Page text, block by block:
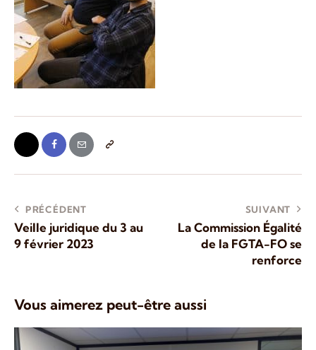
PRÉCÉDENT
Veille juridique du 3 au
9 février 2023
SUIVANT
La Commission Égalité
de la FGTA-FO se
renforce
Vous aimerez peut-être aussi